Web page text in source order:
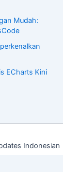
Mudah:
ECharts Kini
Indonesian